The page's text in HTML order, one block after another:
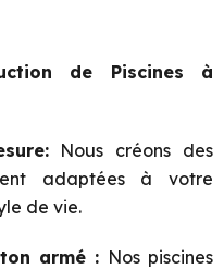
de Piscines à
Nous créons des
adaptées à votre
de vie.
armé : Nos piscines